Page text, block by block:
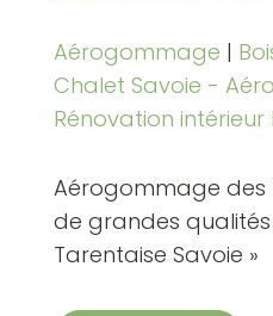
Aérogommage |
Chalet Savoie -
Rénovation intérieur
Aérogommage des
de grandes qualités
Tarentaise Savoie »